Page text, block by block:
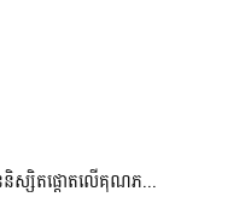
ស្សិតផ្តោតលើគុណភ...